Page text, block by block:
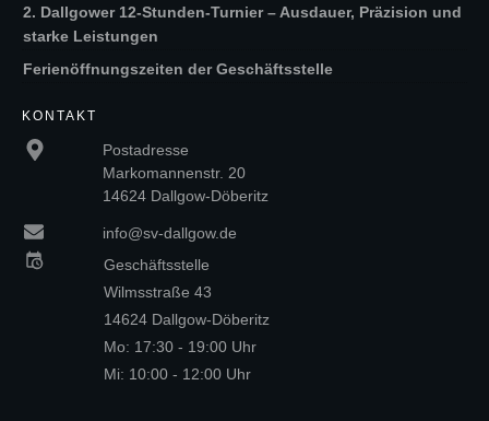
2. Dallgower 12-Stunden-Turnier – Ausdauer, Präzision und
starke Leistungen
Ferienöffnungszeiten der Geschäftsstelle
KONTAKT
Postadresse
Markomannenstr. 20
14624 Dallgow-Döberitz
info@sv-dallgow.de
Geschäftsstelle
Wilmsstraße 43
14624 Dallgow-Döberitz
Mo: 17:30 - 19:00 Uhr
Mi: 10:00 - 12:00 Uhr